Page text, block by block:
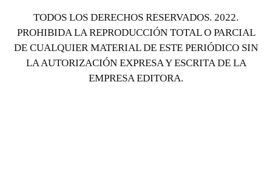
TODOS LOS DERECHOS RESERVADOS. 2022.
PROHIBIDA LA REPRODUCCIÓN TOTAL O PARCIAL
DE CUALQUIER MATERIAL DE ESTE PERIÓDICO SIN
LA AUTORIZACIÓN EXPRESA Y ESCRITA DE LA
EMPRESA EDITORA.